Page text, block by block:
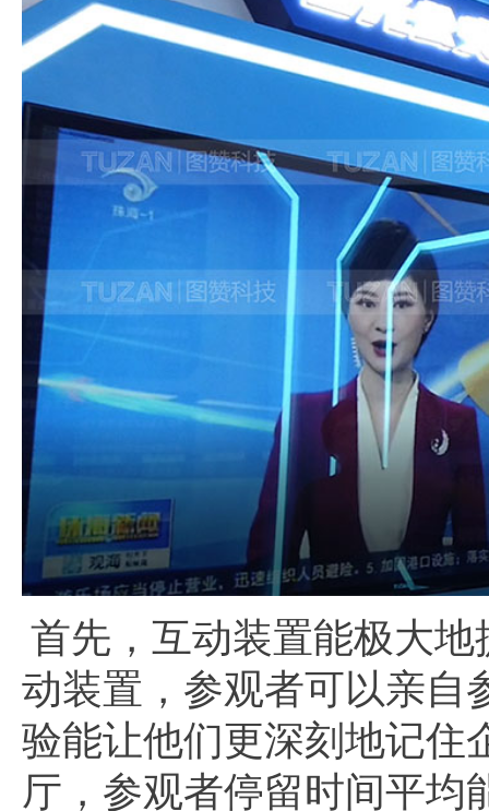
首先，互动装置能极大
动装置，参观者可以亲自
验能让他们更深刻地记住
厅，参观者停留时间平均